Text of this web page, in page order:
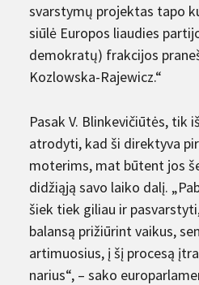
svarstymų projektas tapo
siūlė Europos liaudies
demokratų) frakcijos
Kozlowska-Rajewicz.“
Pasak V. Blinkevičiūtės, tik
atrodyti, kad ši direktyva
moterims, mat būtent jos
didžiąją savo laiko dalį.
šiek tiek giliau ir
balansą prižiūrint vaikus,
artimuosius, į šį procesą
narius“, – sako